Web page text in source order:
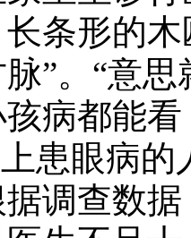
条形的
”。“意
病都能
患眼病
调查数